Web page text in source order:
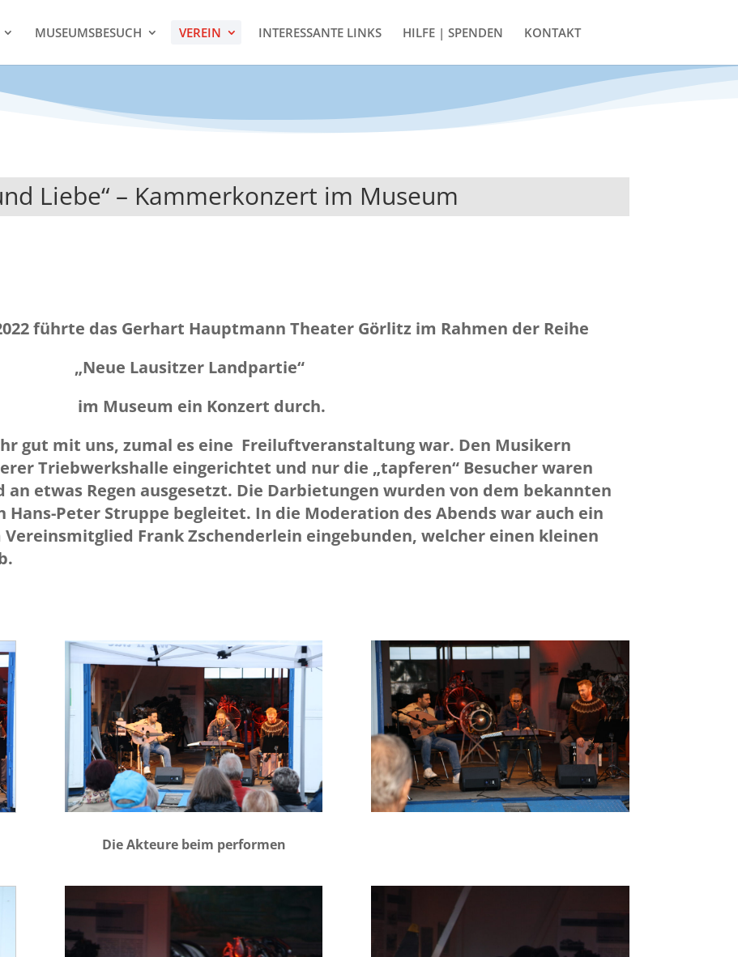
MUSEUMSBESUCH VEREIN INTERESSANTE LINKS HILFE | SPENDEN KONTAKT
Liebe“ – Kammerkonzert im Museum
führte das Gerhart Hauptmann Theater Görlitzim Rahmen der Reihe
„Neue Lausitzer Landpartie“
im Museum ein Konzert durch.
gut mit uns, zumal es eine Freiluftveranstaltung war. Den Musikern
Triebwerkshalle eingerichtet und nur die „tapferen“ Besucher waren
etwas Regen ausgesetzt. Die Darbietungen wurden von dem bekannten
Hans-Peter Struppe begleitet. In die Moderation des Abends war auch ein
Frank Zschenderlein eingebunden, welcher einen kleinen
Die Akteure beim performen